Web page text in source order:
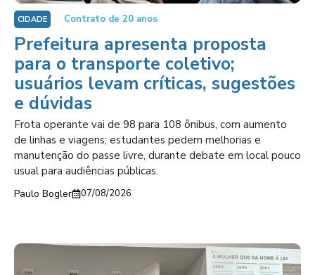
CIDADE Contrato de 20 anos
Prefeitura apresenta proposta
para o transporte coletivo;
usuários levam críticas, sugestões
e dúvidas
Frota operante vai de 98 para 108 ônibus, com aumento
de linhas e viagens; estudantes pedem melhorias e
manutenção do passe livre, durante debate em local pouco
usual para audiências públicas.
Paulo Bogler 07/08/2026